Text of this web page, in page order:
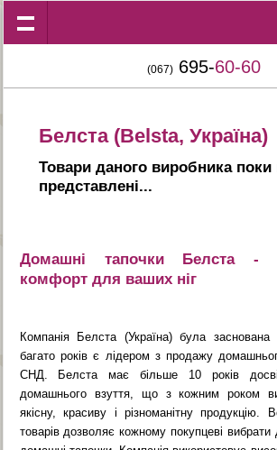
(067) 695-60-60
Белста (Belsta, Україна)
Товари даного виробника
представленi...
Домашні тапочки Белста -
комфорт для ваших ніг
Компанія Белста (Україна) була
багато років є лідером з продажу
СНД. Белста має більше 10 років
домашнього взуття, що з кожним роком
якісну, красиву і різноманітну продукцію.
товарів дозволяє кожному покупцеві